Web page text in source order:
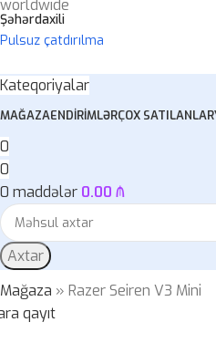
Şəhərdaxili
Pulsuz çatdırılma
Kateqoriyalar
MAĞAZAENDIRIMLƏRÇOX SATILANLAR
0
0
0 maddələr 0.00 ₼
Axtar
Mağaza »Razer Seiren V3 Mini
qayıt